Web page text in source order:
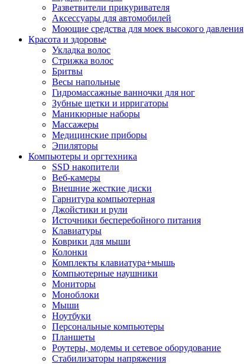
Разветвители прикуривателя
Аксессуары для автомобилей
Моющие средства для моек высокого давления
Красота и здоровье
Укладка волос
Стрижка волос
Бритвы
Весы напольные
Гидромассажные ванночки для ног
Зубные щетки и ирригаторы
Маникюрные наборы
Массажеры
Медицинские приборы
Эпиляторы
Компьютеры и оргтехника
SSD накопители
Веб-камеры
Внешние жесткие диски
Гарнитура компьютерная
Джойстики и рули
Источники бесперебойного питания
Клавиатуры
Коврики для мыши
Колонки
Комплекты клавиатура+мышь
Компьютерные наушники
Мониторы
Моноблоки
Мыши
Ноутбуки
Персональные компьютеры
Планшеты
Роутеры, модемы и сетевое оборудование
Стабилизаторы напряжения